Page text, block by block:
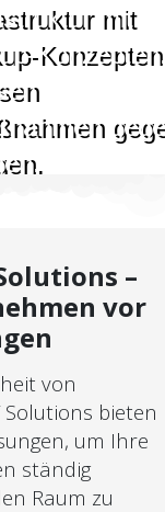
mit
–
vor
von
Solutions bieten
um Ihre
ständig
Raum zu